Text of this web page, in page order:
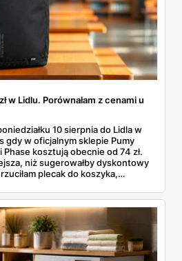
w Lidlu. Porównałam z cenami u
10 sierpnia do Lidla w
gdy w oficjalnym sklepie Pumy
kosztują obecnie od 74 zł.
niż sugerowałby dyskontowy
plecak do koszyka,
Lidl, ile kosztują
i komu ten zakup naprawdę